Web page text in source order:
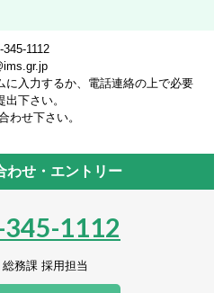
1112
に入力するか、電話連絡の上で必要
下さい。
わせ下さい。
わせ・エントリー
1112
総務課 採用担当